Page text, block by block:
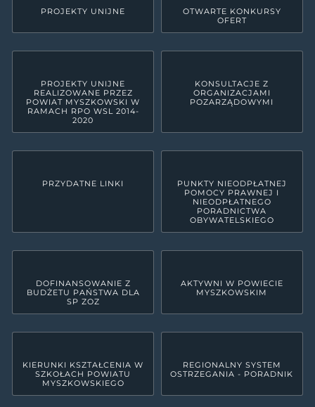
PROJEKTY UNIJNE
OTWARTE KONKURSY
OFERT
PROJEKTY UNIJNE
REALIZOWANE PRZEZ
POWIAT MYSZKOWSKI W
RAMACH RPO WSL 2014-
2020
KONSULTACJE Z
ORGANIZACJAMI
POZARZĄDOWYMI
PRZYDATNE LINKI
PUNKTY NIEODPŁATNEJ
POMOCY PRAWNEJ I
NIEODPŁATNEGO
PORADNICTWA
OBYWATELSKIEGO
DOFINANSOWANIE Z
BUDŻETU PAŃSTWA DLA
SP ZOZ
AKTYWNI W POWIECIE
MYSZKOWSKIM
KIERUNKI KSZTAŁCENIA W
SZKOŁACH POWIATU
MYSZKOWSKIEGO
REGIONALNY SYSTEM
OSTRZEGANIA - PORADNIK